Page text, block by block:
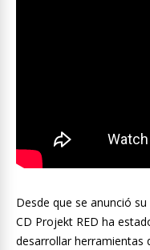
Desde que se anunció
CD Projekt RED ha
desarrollar herramientas